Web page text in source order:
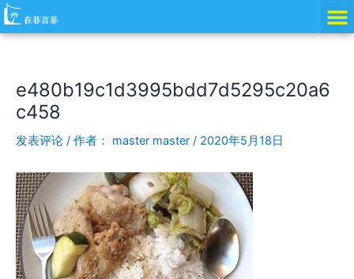
跳
至
e480b19c1d3995bdd7d5295c20a6
c458
发表评论 / 作者： master master / 2020年5月18日
Post
navigation